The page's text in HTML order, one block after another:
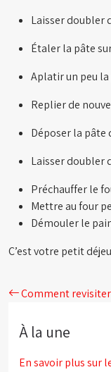
Laisser doubler
Étaler la pâte
Aplatir un peu
Replier de
Déposer la pâte
Laisser doubler
Préchauffer le
Mettre au four
Démouler le
C’est votre petit
Comment
À la une
En savoir plus sur